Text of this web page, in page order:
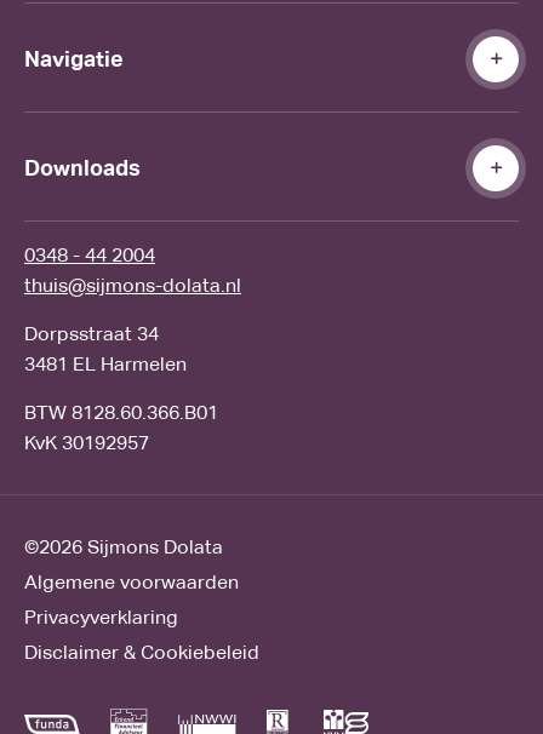
Navigatie
Downloads
0348 - 44 2004
thuis@sijmons-dolata.nl
Dorpsstraat 34
3481 EL Harmelen
BTW 8128.60.366.B01
KvK 30192957
©2026 Sijmons Dolata
Algemene voorwaarden
Privacyverklaring
Disclaimer & Cookiebeleid